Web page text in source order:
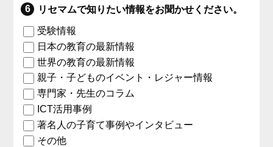
リセマムで知りたい情報をお聞かせください。
受験情報
日本の教育の最新情報
世界の教育の最新情報
親子・子どものイベント・レジャー情報
専門家・先生のコラム
ICT活用事例
著名人の子育て事例やインタビュー
その他